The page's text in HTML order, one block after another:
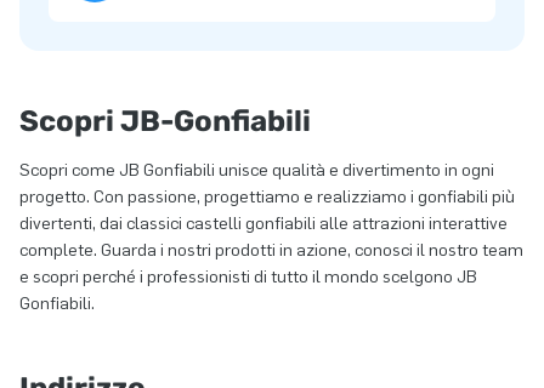
Scopri JB-Gonfiabili
Scopri come JB Gonfiabili unisce qualità e divertimento in ogni
progetto. Con passione, progettiamo e realizziamo i gonfiabili più
divertenti, dai classici castelli gonfiabili alle attrazioni interattive
complete. Guarda i nostri prodotti in azione, conosci il nostro team
e scopri perché i professionisti di tutto il mondo scelgono JB
Gonfiabili.